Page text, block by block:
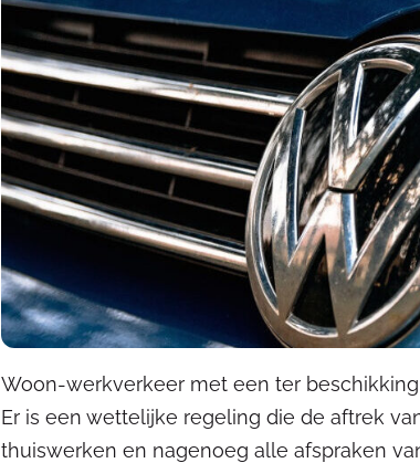
Woon-werkverkeer met een ter
Er is een wettelijke regeling die de aftrek
thuiswerken en nagenoeg alle afspraken